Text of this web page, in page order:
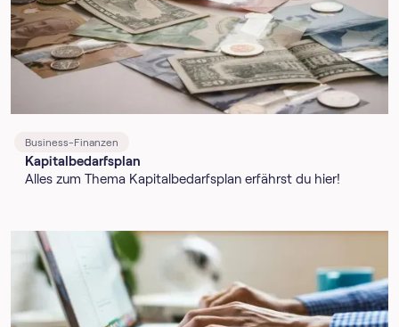
Business-Finanzen
Kapitalbedarfsplan
Alles zum Thema Kapitalbedarfsplan erfährst du hier!